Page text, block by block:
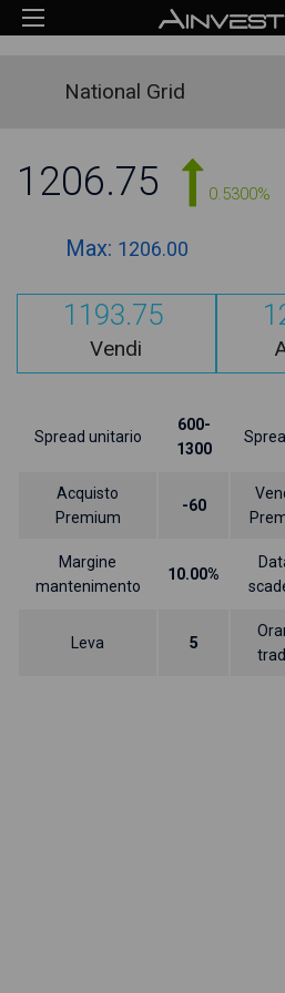
National Grid
1206.75 0.5300%
Max: 1206.00
1193.75
Vendi
Spread unitario
600-
1300
Acquisto
Premium
-60
Margine
mantenimento
10.00%
Leva 5